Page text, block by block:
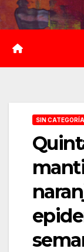
Saltar
al
contenido
SIN CATEGORÍA